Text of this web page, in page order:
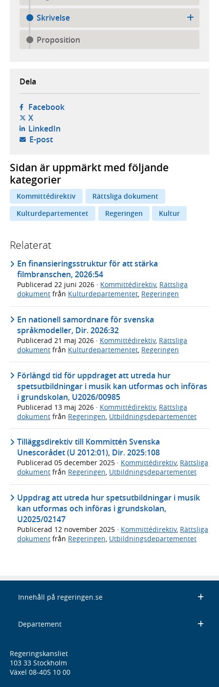
Skrivelse
Proposition
Dela
Facebook- öppnas i ny flik, extern webbplats,
X- öppnas i ny flik, extern webbplats,
LinkedIn- öppnas i ny flik, extern webbplats,
E-post- öppnar din e-postklient,
Sidan är uppmärkt med följande
kategorier
Kommittédirektiv
Rättsliga dokument
Kulturdepartementet
Regeringen Kultur
Relaterat
En finansieringsstruktur för att stärka
filmbranschen, 2026:54
Publicerad 22 juni 2026 · Kommittédirektiv, Rättsliga
dokument från Kulturdepartementet, Regeringen
En nationell samordnare för svenska
språkmodeller, Dir. 2026:32
Publicerad 21 maj 2026 · Kommittédirektiv, Rättsliga
dokument från Kulturdepartementet, Regeringen
Förlängd tid för uppdraget att utreda hur
spetsutbildningar i musik kan utformas och införas
i grundskolan, U2026/00985
Publicerad 13 maj 2026 · Kommittédirektiv, Rättsliga
dokument från Regeringen Utbildningsdepartementet
Tilläggsdirektiv till Kommittén Svenska
Unescorådet (U 2012:01), Dir. 2025:108
Publicerad 05 december 2025 · Kommittédirektiv, Rättsliga
dokument från Regeringen, Utbildningsdepartementet
Uppdrag att utreda hur spetsutbildningar i musik
kan utformas och införas i grundskolan,
U2025/02147
Publicerad 12 november 2025 · Kommittédirektiv, Rättsliga
dokument från Regeringen, Utbildningsdepartementet
Innehåll på regeringen.se
Departement
Regeringskansliet
103 33 Stockholm
Växel 08-405 10 00